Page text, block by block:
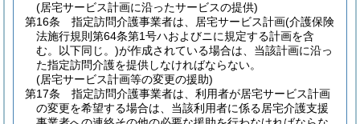
(居宅サービス計画に沿ったサービスの提供)
第16条
指定訪問介護事業者は、居宅サービス計画(介護保険
法施行規則第64条第1号ハおよびニに規定する計画を含
む。以下同じ。)が作成されている場合は、当該計画に沿っ
た指定訪問介護を提供しなければならない。
(居宅サービス計画等の変更の援助)
第17条
指定訪問介護事業者は、利用者が居宅サービス計画
の変更を希望する場合は、当該利用者に係る居宅介護支援